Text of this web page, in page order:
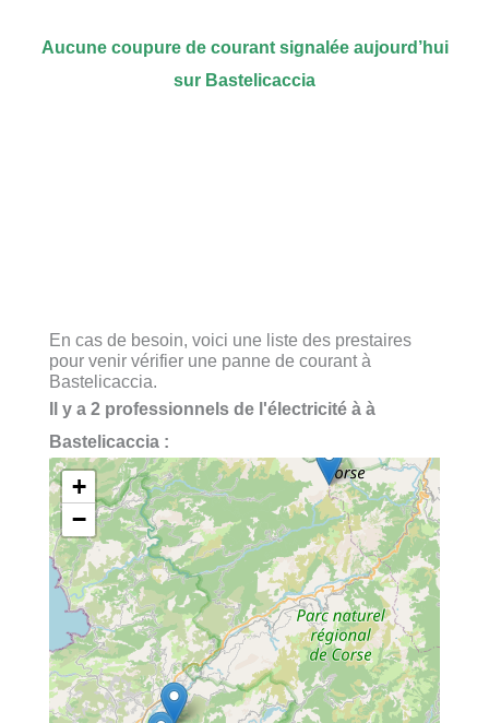
Aucune coupure de courant signalée aujourd’hui
sur Bastelicaccia
En cas de besoin, voici une liste des prestaires
pour venir vérifier une panne de courant à
Bastelicaccia.
Il y a 2 professionnels de l'électricité à à
Bastelicaccia :
+
−